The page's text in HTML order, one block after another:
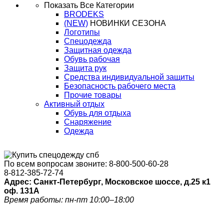
Показать Все Категории
BRODEKS
(NEW) НОВИНКИ СЕЗОНА
Логотипы
Спецодежда
Защитная одежда
Обувь рабочая
Защита рук
Средства индивидуальной защиты
Безопасность рабочего места
Прочие товары
Активный отдых
Обувь для отдыха
Снаряжение
Одежда
По всем вопросам звоните: 8-800-500-60-28
8-812-385-72-74
Адрес: Санкт-Петербург, Московское шоссе, д.25 к1
оф. 131A
Время работы: пн-пт 10:00–18:00